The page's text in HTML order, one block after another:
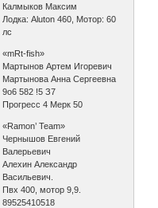
Калмыков Максим
Лодка: Aluton 460, Мотор: 60
лс
«mRt-fish»
Мартынов Артем Игоревич
Мартынова Анна Сергеевна
9о6 582 !5 З7
Прогресс 4 Мерк 50
«Ramon’ Team»
Чернышов Евгений
Валерьевич
Алехин Александр
Васильевич.
Пвх 400, мотор 9,9.
89525410518